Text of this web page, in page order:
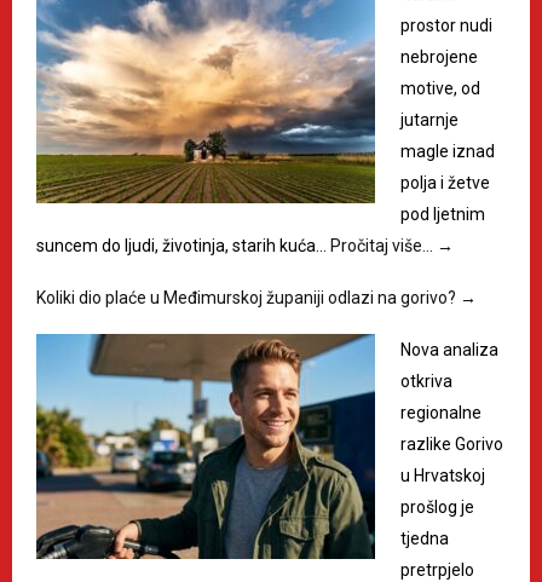
prostor nudi
nebrojene
motive, od
jutarnje
magle iznad
polja i žetve
pod ljetnim
suncem do ljudi, životinja, starih kuća… Pročitaj više… →
Koliki dio plaće u Međimurskoj županiji odlazi na gorivo? →
Nova analiza
otkriva
regionalne
razlike Gorivo
u Hrvatskoj
prošlog je
tjedna
pretrpjelo